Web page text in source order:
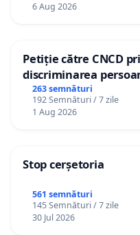
6 Aug 2026
Petiție către CNCD
discriminarea
către utilizatorul
263 semnături
192 Semnături / 7 zile
1 Aug 2026
Stop cerșetoria
561 semnături
145 Semnături / 7 zile
30 Jul 2026